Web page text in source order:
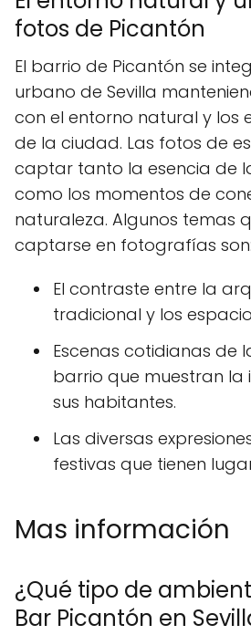
fotos de Picantón
El barrio de Picantón se
urbano de Sevilla
con el entorno natural y los
de la ciudad. Las fotos de
captar tanto la esencia de
como los momentos de
naturaleza. Algunos temas
captarse en fotografías son:
El contraste entre la
tradicional y los
Escenas cotidianas de
barrio que muestran la
sus habitantes.
Las diversas
festivas que tienen
Mas información
¿Qué tipo de
Bar Picantón en